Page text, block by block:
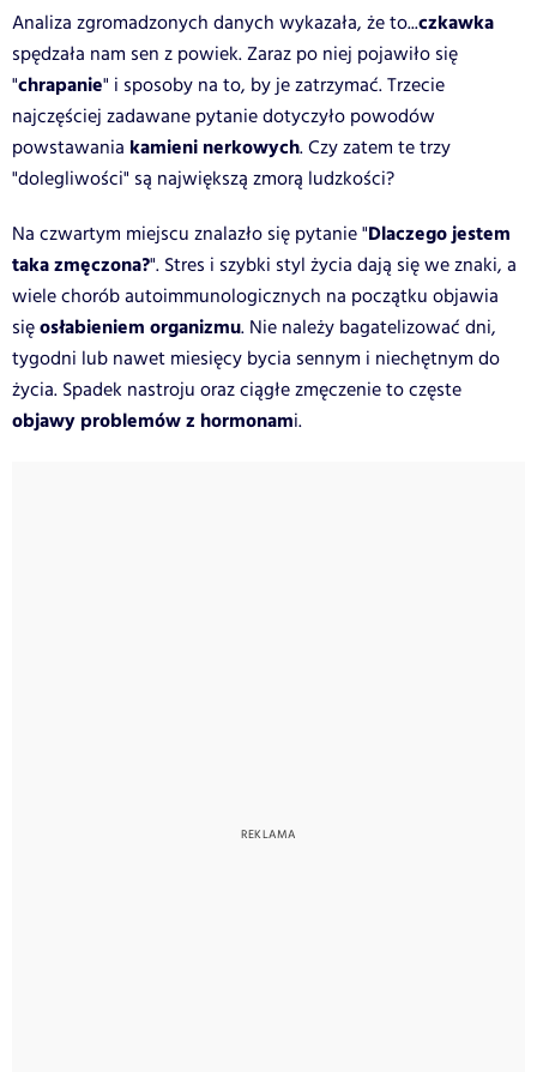
Analiza zgromadzonych danych wykazała, że to...czkawka
spędzała nam sen z powiek. Zaraz po niej pojawiło się
"chrapanie" i sposoby na to, by je zatrzymać. Trzecie
najczęściej zadawane pytanie dotyczyło powodów
powstawania kamieni nerkowych. Czy zatem te trzy
"dolegliwości" są największą zmorą ludzkości?
Na czwartym miejscu znalazło się pytanie "Dlaczego jestem
taka zmęczona?". Stres i szybki styl życia dają się we znaki, a
wiele chorób autoimmunologicznych na początku objawia
sięosłabieniem organizmu. Nie należy bagatelizować dni,
tygodni lub nawet miesięcy bycia sennym i niechętnym do
życia. Spadek nastroju oraz ciągłe zmęczenie to częste
objawy problemów z hormonami.